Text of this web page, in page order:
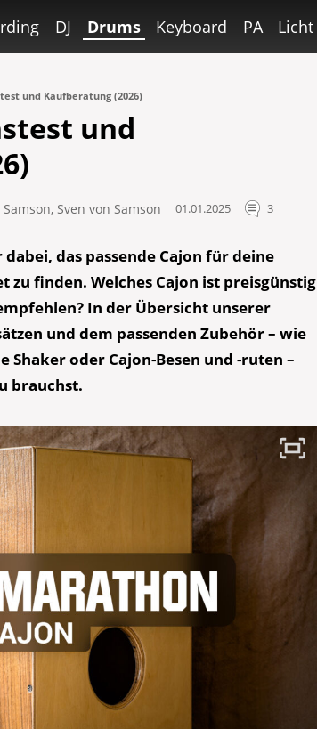
DJ Drums Keyboard PA Licht
und Kaufberatung (2026)
und
Samson,Sven von Samson 01.01.2025 3
das passende Cajon für deine
zu finden. Welches Cajon ist preisgünstig
In der Übersicht unserer
und dem passenden Zubehör – wie
Shaker oder Cajon-Besen und -ruten –
brauchst.